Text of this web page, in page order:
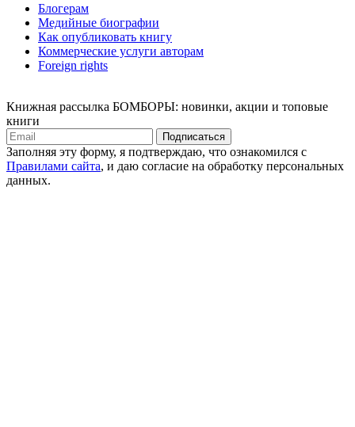
Блогерам
Медийные биографии
Как опубликовать книгу
Коммерческие услуги авторам
Foreign rights
Книжная рассылка БОМБОРЫ: новинки, акции и топовые
книги
Подписаться
Заполняя эту форму, я подтверждаю, что ознакомился с
Правилами сайта, и даю согласие на обработку персональных
данных.